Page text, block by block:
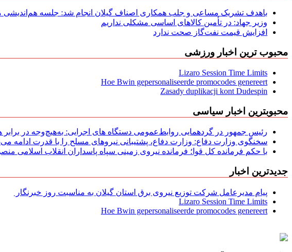
باهدف تشریک مساعی و جلب همکاری اصناف گیلان انجام شد: جلسه هم‌اندیشی
وزیر جهاد: در تأمین کالاهای اساسی مشکلی نداریم
افزایش قیمت نفت‌گاز صحت ندارد
محبوب ترین اخبار ورزشی
Lizaro Session Time Limits
Hoe Bwin gepersonaliseerde promocodes genereert
Zasady duplikacji kont Dudespin
محبوبترین اخبار سیاسی
رئیس جمهور در گردهمایی روابط‌عمومی دستگاه های اجرایی: به‌هیچ‌وجه در
سخنگوی وزارت دفاع: وزارت دفاع، پشتیبانی نیرو‌های مسلح را با قدرت ادامه
با حکم فرمانده کل قوا؛ فرمانده نیروی زمینی سپاه پاسداران انقلاب اسلامی
جدیدترین اخبار
پیام مدیرعامل شركت توزیع نیروی برق استان گیلان به مناسبت روز خبرنگار ‌
Lizaro Session Time Limits
Hoe Bwin gepersonaliseerde promocodes genereert